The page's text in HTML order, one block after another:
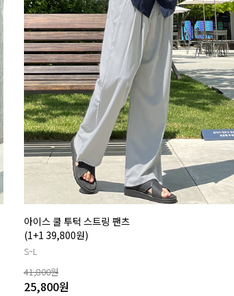
아이스 쿨 투턱 스트링 팬츠
(1+1 39,800원)
S~L
41,800원
25,800원